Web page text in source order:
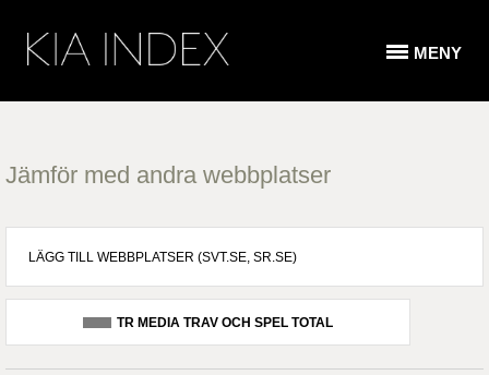
MENY
Jämför med andra webbplatser
TR MEDIA TRAV OCH SPEL TOTAL